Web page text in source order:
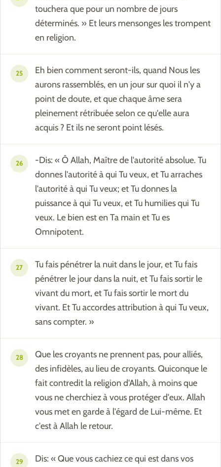
touchera que pour un nombre de jours
déterminés. » Et leurs mensonges les trompent
en religion.
25
Eh bien comment seront-ils, quand Nous les
aurons rassemblés, en un jour sur quoi il n'y a
point de doute, et que chaque âme sera
pleinement rétribuée selon ce qu'elle aura
acquis ? Et ils ne seront point lésés.
26
-Dis: « Ô Allah, Maître de l'autorité absolue. Tu
donnes l'autorité à qui Tu veux, et Tu arraches
l'autorité à qui Tu veux; et Tu donnes la
puissance à qui Tu veux, et Tu humilies qui Tu
veux. Le bien est en Ta main et Tu es
Omnipotent.
27
Tu fais pénétrer la nuit dans le jour, et Tu fais
pénétrer le jour dans la nuit, et Tu fais sortir le
vivant du mort, et Tu fais sortir le mort du
vivant. Et Tu accordes attribution à qui Tu veux,
sans compter. »
28
Que les croyants ne prennent pas, pour alliés,
des infidèles, au lieu de croyants. Quiconque le
fait contredit la religion d'Allah, à moins que
vous ne cherchiez à vous protéger d'eux. Allah
vous met en garde à l'égard de Lui-même. Et
c'est à Allah le retour.
29
Dis: « Que vous cachiez ce qui est dans vos